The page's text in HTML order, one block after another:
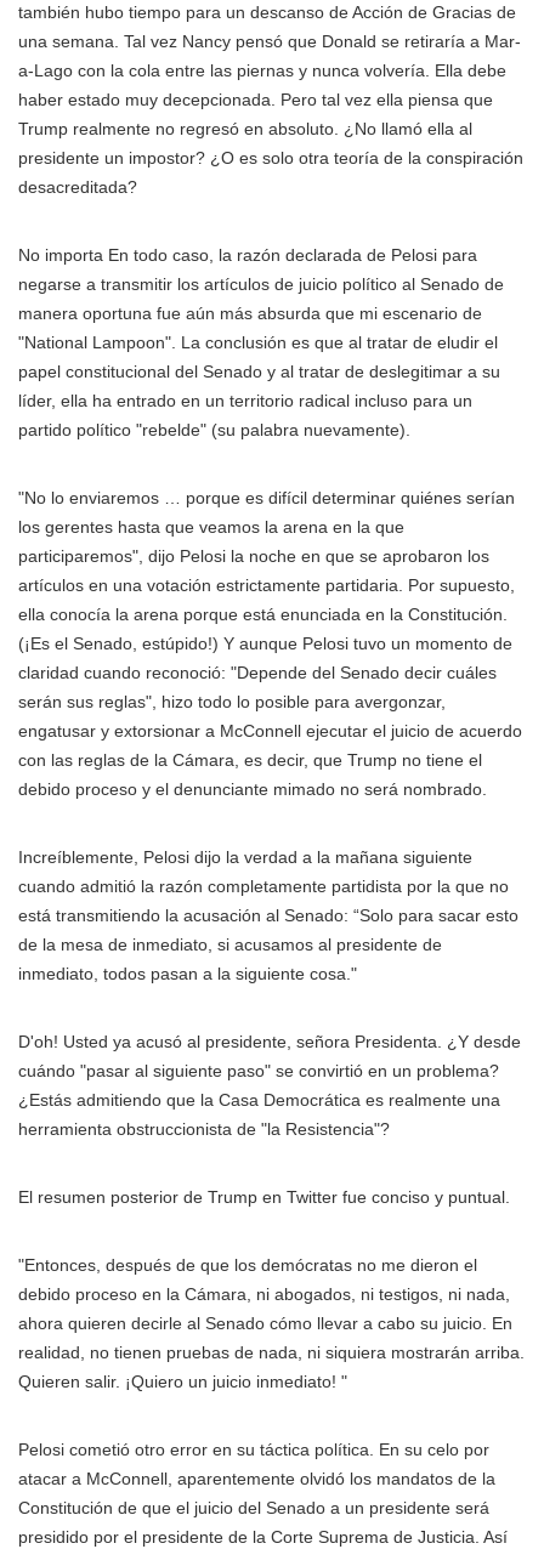
también hubo tiempo para un descanso de Acción de Gracias de
una semana. Tal vez Nancy pensó que Donald se retiraría a Mar-
a-Lago con la cola entre las piernas y nunca volvería. Ella debe
haber estado muy decepcionada. Pero tal vez ella piensa que
Trump realmente no regresó en absoluto. ¿No llamó ella al
presidente un impostor? ¿O es solo otra teoría de la conspiración
desacreditada?
No importa En todo caso, la razón declarada de Pelosi para
negarse a transmitir los artículos de juicio político al Senado de
manera oportuna fue aún más absurda que mi escenario de
"National Lampoon". La conclusión es que al tratar de eludir el
papel constitucional del Senado y al tratar de deslegitimar a su
líder, ella ha entrado en un territorio radical incluso para un
partido político "rebelde" (su palabra nuevamente).
"No lo enviaremos … porque es difícil determinar quiénes serían
los gerentes hasta que veamos la arena en la que
participaremos", dijo Pelosi la noche en que se aprobaron los
artículos en una votación estrictamente partidaria. Por supuesto,
ella conocía la arena porque está enunciada en la Constitución.
(¡Es el Senado, estúpido!) Y aunque Pelosi tuvo un momento de
claridad cuando reconoció: "Depende del Senado decir cuáles
serán sus reglas", hizo todo lo posible para avergonzar,
engatusar y extorsionar a McConnell ejecutar el juicio de acuerdo
con las reglas de la Cámara, es decir, que Trump no tiene el
debido proceso y el denunciante mimado no será nombrado.
Increíblemente, Pelosi dijo la verdad a la mañana siguiente
cuando admitió la razón completamente partidista por la que no
está transmitiendo la acusación al Senado: “Solo para sacar esto
de la mesa de inmediato, si acusamos al presidente de
inmediato, todos pasan a la siguiente cosa."
D'oh! Usted ya acusó al presidente, señora Presidenta. ¿Y desde
cuándo "pasar al siguiente paso" se convirtió en un problema?
¿Estás admitiendo que la Casa Democrática es realmente una
herramienta obstruccionista de "la Resistencia"?
El resumen posterior de Trump en Twitter fue conciso y puntual.
"Entonces, después de que los demócratas no me dieron el
debido proceso en la Cámara, ni abogados, ni testigos, ni nada,
ahora quieren decirle al Senado cómo llevar a cabo su juicio. En
realidad, no tienen pruebas de nada, ni siquiera mostrarán arriba.
Quieren salir. ¡Quiero un juicio inmediato! "
Pelosi cometió otro error en su táctica política. En su celo por
atacar a McConnell, aparentemente olvidó los mandatos de la
Constitución de que el juicio del Senado a un presidente será
presidido por el presidente de la Corte Suprema de Justicia. Así